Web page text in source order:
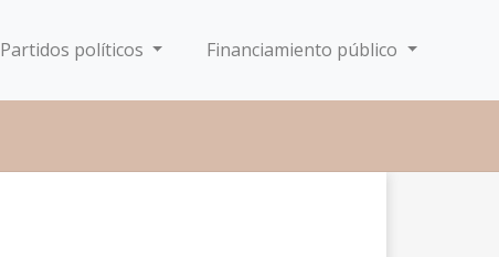
Partidos políticos Financiamiento público